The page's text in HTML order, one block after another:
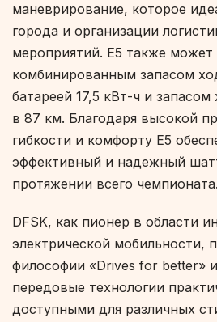
маневрирование, которое
города и организации
мероприятий. E5 также может
комбинированным запасом
батареей 17,5 кВт-ч и
в 87 км. Благодаря высокой
гибкости и комфорту E5
эффективный и надежный
протяжении всего чемпионата.
DFSK, как пионер в области
электрической мобильности,
философии «Drives for better»
передовые технологии
доступными для различных